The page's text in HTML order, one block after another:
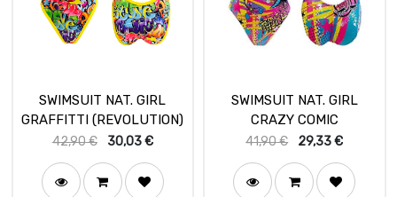
SWIMSUIT NAT. GIRL
GRAFFITTI (REVOLUTION)
42,90€ 30,03€
SWIMSUIT NAT. GIRL
CRAZY COMIC
41,90€ 29,33€